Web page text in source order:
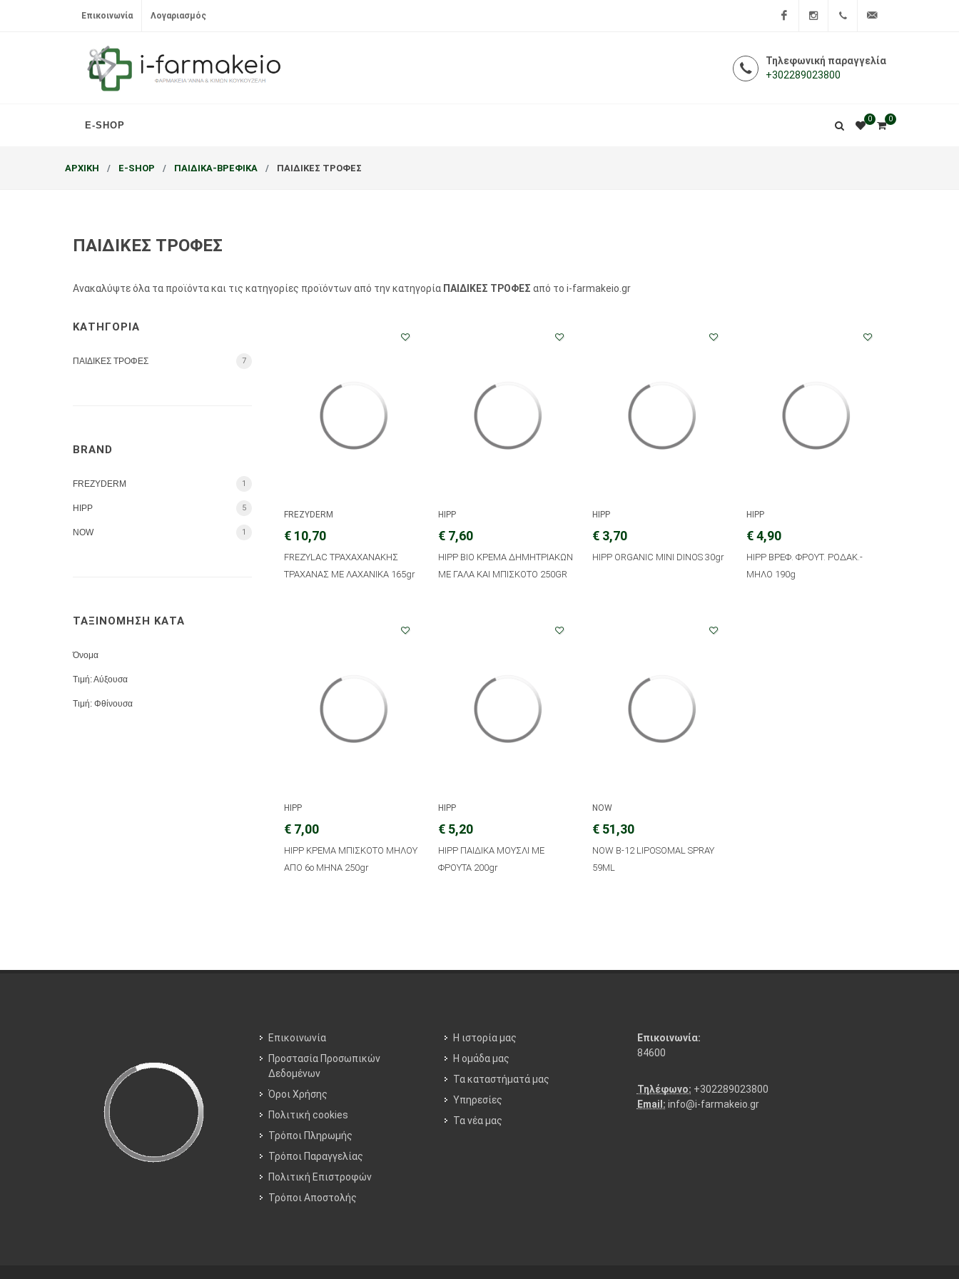
Επικοινωνία Λογαριασμός
Τηλεφωνική παραγγελία
+302289023800
E-SHOP
0
0
ΑΡΧΙΚΗ E-SHOP ΠΑΙΔΙΚΑ-ΒΡΕΦΙΚΑ ΠΑΙΔΙΚΕΣ ΤΡΟΦΕΣ
ΠΑΙΔΙΚΕΣ ΤΡΟΦΕΣ
Ανακαλύψτε όλα τα προϊόντα και τις κατηγορίες προϊόντων από την κατηγορία ΠΑΙΔΙΚΕΣ ΤΡΟΦΕΣ από το i-farmakeio.gr
ΚΑΤΗΓΟΡΙΑ
ΠΑΙΔΙΚΕΣ ΤΡΟΦΕΣ 7
BRAND
FREZYDERM 1
HIPP 5
NOW 1
ΤΑΞΙΝΟΜΗΣΗ ΚΑΤΑ
Όνομα
Τιμή: Αύξουσα
Τιμή: Φθίνουσα
FREZYDERM
€ 10,70
FREZYLAC ΤΡΑΧΑΧΑΝΑΚΗΣ
ΤΡΑΧΑΝΑΣ ΜΕ ΛΑΧΑΝΙΚΑ 165gr
HIPP
€ 7,60
HIPP BIO ΚΡΕΜΑ ΔΗΜΗΤΡΙΑΚΩΝ
ΜΕ ΓΑΛΑ ΚΑΙ ΜΠΙΣΚΟΤΟ 250GR
HIPP
€ 3,70
HIPP ORGANIC MINI DINOS 30gr
HIPP
€ 4,90
HIPP ΒΡΕΦ. ΦΡΟΥΤ. ΡΟΔΑΚ.-
ΜΗΛΟ 190g
HIPP
€ 7,00
HIPP ΚΡΕΜΑ ΜΠΙΣΚΟΤΟ ΜΗΛΟΥ
ΑΠΟ 6ο ΜΗΝΑ 250gr
HIPP
€ 5,20
HIPP ΠΑΙΔΙΚΑ ΜΟΥΣΛΙ ΜΕ
ΦΡΟΥΤΑ 200gr
NOW
€ 51,30
NOW B-12 LIPOSOMAL SPRAY
59ML
Επικοινωνία
Προστασία Προσωπικών
Δεδομένων
Όροι Χρήσης
Πολιτική cookies
Τρόποι Πληρωμής
Τρόποι Παραγγελίας
Πολιτική Επιστροφών
Τρόποι Aποστολής
Η ιστορία μας
Η ομάδα μας
Τα καταστήματά μας
Υπηρεσίες
Τα νέα μας
Επικοινωνία:
84600
Τηλέφωνο: +302289023800
Email: info@i-farmakeio.gr